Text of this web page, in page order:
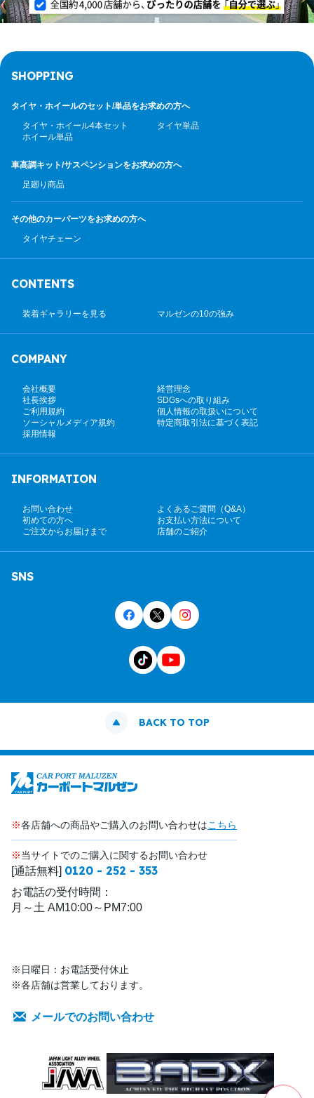
SHOPPING
タイヤ・ホイールのセット/単品をお求めの方へ
タイヤ・ホイール4本セット
タイヤ単品
ホイール単品
車高調キット/サスペンションをお求めの方へ
足廻り商品
その他のカーパーツをお求めの方へ
タイヤチェーン
CONTENTS
装着ギャラリーを見る マルゼンの10の強み
COMPANY
会社概要
経営理念
社長挨拶
SDGsへの取り組み
ご利用規約
個人情報の取扱いについて
ソーシャルメディア規約
特定商取引法に基づく表記
採用情報
INFORMATION
お問い合わせ
よくあるご質問（Q&A）
初めての方へ
お支払い方法について
ご注文からお届けまで
店舗のご紹介
SNS
BACK TO TOP
※各店舗への商品やご購入のお問い合わせはこちら
※当サイトでのご購入に関するお問い合わせ
[通話無料] 0120 - 252 - 353
お電話の受付時間：
月～土 AM10:00～PM7:00
※日曜日：お電話受付休止
※各店舗は営業しております。
メールでのお問い合わせ